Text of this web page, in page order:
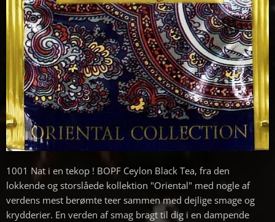
1001 Nat i en tekop ! BOPF Ceylon Black Tea, fra den
lokkende og storslåede kollektion "Oriental" med nogle af
verdens mest berømte teer sammen med dejlige smage og
krydderier. En verden af ​​smag bragt til dig i en dampende